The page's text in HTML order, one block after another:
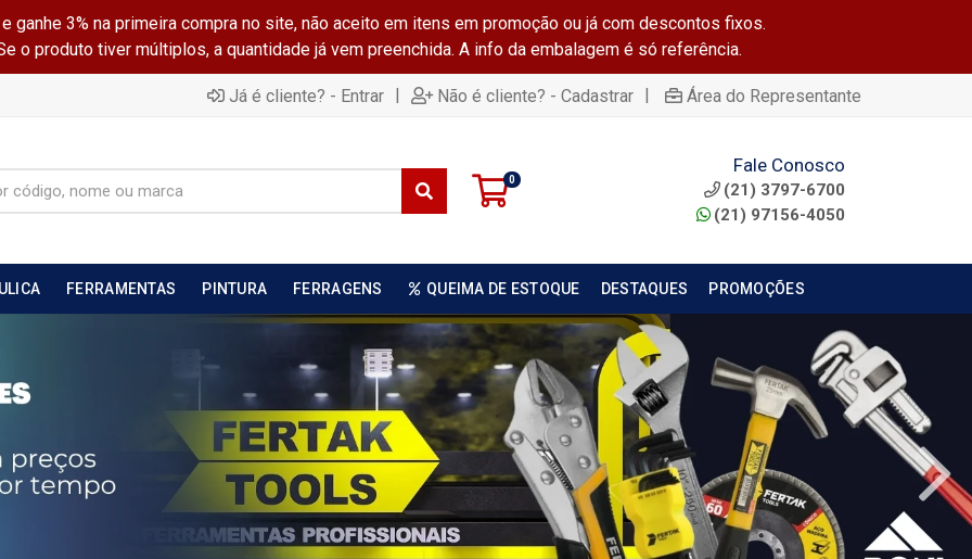
ganhe 3% na primeira compra no site, não aceito em itens em promoção ou já com descontos fixos.
o produto tiver múltiplos, a quantidade já vem preenchida. A info da embalagem é só referência.
Já é cliente? - Entrar | Não é cliente? - Cadastrar | Área do Representante
0
Fale Conosco
(21) 3797-6700
(21) 97156-4050
FERRAMENTAS PINTURA FERRAGENS QUEIMA DE ESTOQUE DESTAQUES PROMOÇÕES